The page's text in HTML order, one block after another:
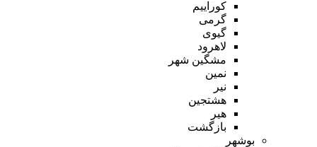
کوراییم
گرمی
گیوی
لاهرود
مشگین شهر
نمین
نیر
هشتجین
هیر
بازگشت
بوشهر